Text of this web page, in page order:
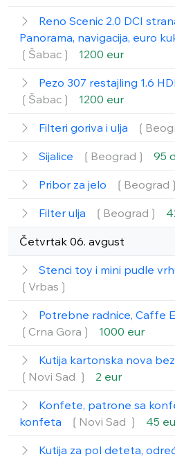
Reno Scenic 2.0 DCI
Panorama, navigacija, euro
❲Šabac❳
1200 eur
Pezo 307 restajling 1.6
❲Šabac❳
1200 eur
Filteri goriva i ulja
Sijalice ❲Beograd❳ 95
Pribor za jelo ❲Beograd❳
Filter ulja ❲Beograd❳
Četvrtak 06. avgust
Stenci toy i mini pudle
❲Vrbas❳
Potrebne radnice, Caffe
❲Crna Gora❳
1000 eur
Kutija kartonska nova
❲Novi Sad ❳
2 eur
Konfete, patrone sa
konfeta
❲Novi Sad ❳ 45
Kutija za pol deteta,